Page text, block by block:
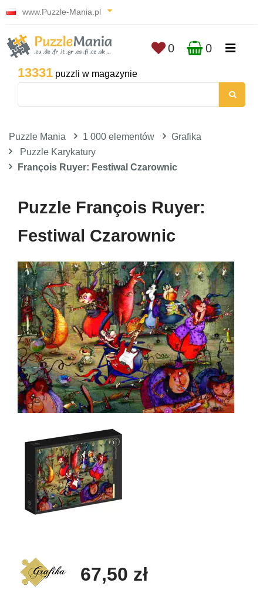
www.Puzzle-Mania.pl
13331 puzzli w magazynie
0 0
Puzzle Mania 1 000 elementów
Grafika
Puzzle Karykatury
François Ruyer: Festiwal Czarownic
Puzzle François Ruyer:
Festiwal Czarownic
67,50 zł